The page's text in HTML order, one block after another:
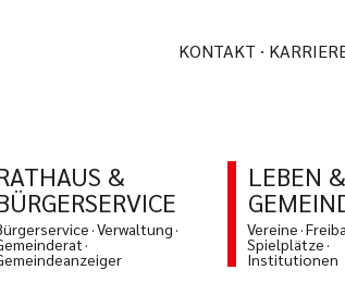
KONTAKT
&
Verwaltung
LEBEN &
Vereine
Spielplätze
Institutionen